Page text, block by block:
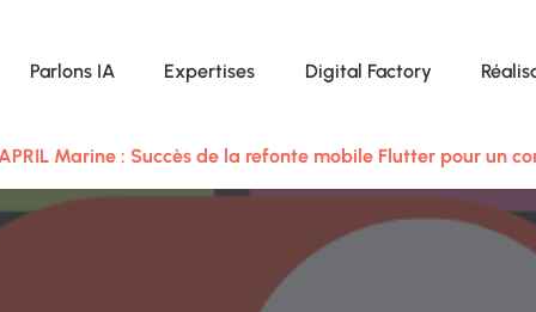
Parlons IA Expertises Digital Factory
Marine : Succès de la refonte mobile Flutter pour un